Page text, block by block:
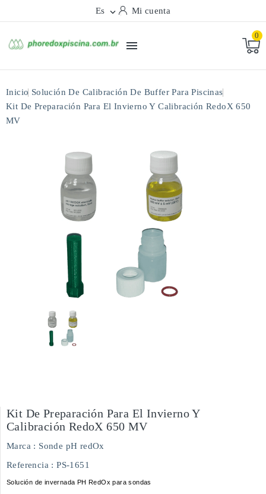
Es  Mi cuenta

0
Inicio Solución De Calibración De Buffer Para Piscinas
Kit De Preparación Para El Invierno Y Calibración RedoX 650
MV
Kit De Preparación Para El Invierno Y
Calibración RedoX 650 MV
Marca : Sonde pH redOx
Referencia : PS-1651
Solución de invernada PH RedOx para sondas